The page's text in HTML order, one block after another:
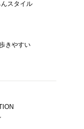
スタイル
きやすい